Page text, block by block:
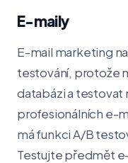
E-maily
E-mail marketing
testování, protože
databázi a testovat
profesionálních e-
má funkci A/B
Testujte předmět